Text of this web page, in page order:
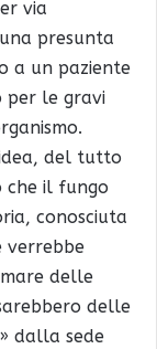
via
presunta
a un paziente
per le gravi
del tutto
che il fungo
conosciuta
verrebbe
delle
delle
dalla sede